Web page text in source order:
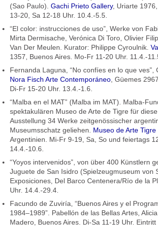
(Sao Paulo). Gachi Prieto Gallery, Uriarte
13-20, Sa 12-18 Uhr. 10.4.-5.5.
“El color: instrucciones de uso”, Werke von
Mirta Dermisache, Verónica Di Toro, Olivier
Van Der Meulen. Kurator: Philippe Cyroulnik.
1357, Buenos Aires. Mo-Fr 11-20 Uhr. 11.4.-
Fernanda Laguna, “No confíes en lo que ves”,
Nora Fisch Arte Contemporáneo, Güemes
Di-Fr 15-20 Uhr. 13.4.-1.6.
“Malba en el MAT” (Malba im MAT). Malba-
spektakulären Museo de Arte de Tigre für
Ausstellung 34 Werke zeitgenössischer
Museumsschatz geliehen. Museo de Arte Tigre
Argentinien. Mi-Fr 9-19, Sa, So und feiertags
14.4.-10.6.
“Yoyos intervenidos”, von über 400 Künstlern
Juguete de San Isidro (Spielzeugmuseum von
Exposiciones, Del Barco Centenera/Río de la
Uhr. 14.4.-29.4.
Facundo de Zuviría, “Buenos Aires y el
1984–1989”. Pabellón de las Bellas Artes,
Madero, Buenos Aires. Di-Sa 11-19 Uhr. Eintritt